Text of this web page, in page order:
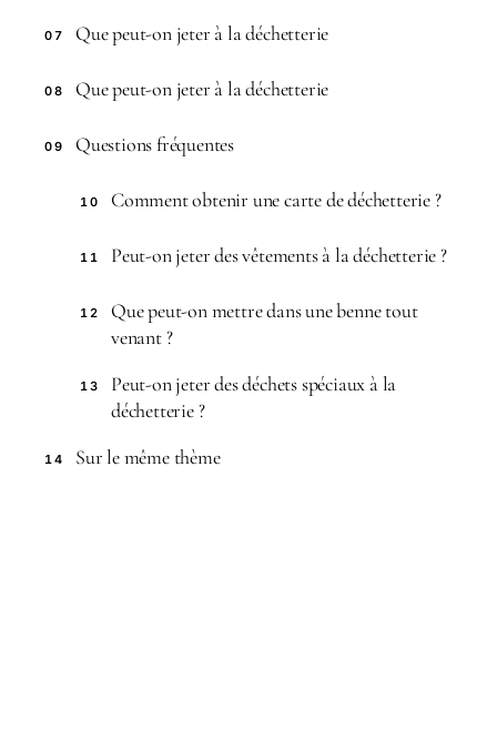
07 Que peut-on jeter à la déchetterie
08 Que peut-on jeter à la déchetterie
09 Questions fréquentes
10 Comment obtenir une carte de déchetterie ?
11 Peut-on jeter des vêtements à la déchetterie ?
12
Que peut-on mettre dans une benne tout
venant ?
13
Peut-on jeter des déchets spéciaux à la
déchetterie ?
14 Sur le même thème